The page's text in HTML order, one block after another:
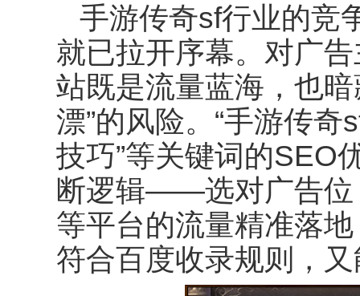
手游传奇sf行业的竞
就已拉开序幕。对广
站既是流量蓝海，也
漂”的风险。 “手游传奇
技巧”等关键词的SEO
断逻辑——选对广告
等平台的流量精准落
符合百度收录规则，